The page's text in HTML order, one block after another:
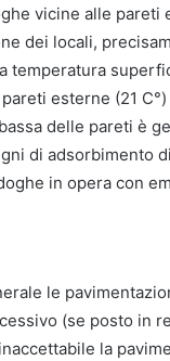
vicine alle pareti
dei locali,
temperatura
esterne (21
delle pareti è
di adsorbimento
in opera con
le
(se posto in
la